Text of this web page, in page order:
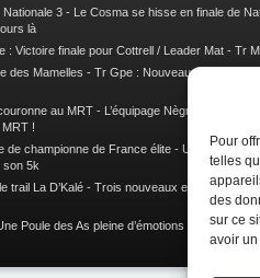
Pour
telles
des
sur ce
avoir
3 - Le Cosma se hisse en finale de
là
: Victoire finale pour Cottrell / Leader Mat - Tr
des Mamelles - Tr Gpe : Nouveau
au MRT - L’équipage Nègre – Gérard
!
de championne de France élite - Un semi
son 5k
trail La D’Kalé - Trois nouveaux et un habitué
Poule des As pleine d’émotions ! Images